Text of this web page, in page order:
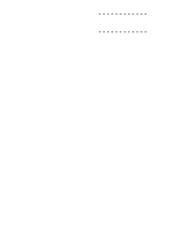
- - - - - - - - - - - -
- - - - - - - - - - - -